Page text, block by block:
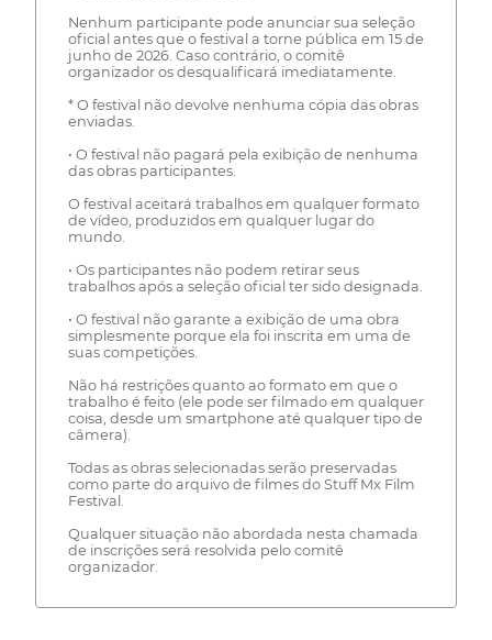
Nenhum participante pode anunciar sua seleção
oficial antes que o festival a torne pública em 15 de
junho de 2026. Caso contrário, o comitê
organizador os desqualificará imediatamente.
* O festival não devolve nenhuma cópia das obras
enviadas.
• O festival não pagará pela exibição de nenhuma
das obras participantes.
O festival aceitará trabalhos em qualquer formato
de vídeo, produzidos em qualquer lugar do
mundo.
• Os participantes não podem retirar seus
trabalhos após a seleção oficial ter sido designada.
• O festival não garante a exibição de uma obra
simplesmente porque ela foi inscrita em uma de
suas competições.
Não há restrições quanto ao formato em que o
trabalho é feito (ele pode ser filmado em qualquer
coisa, desde um smartphone até qualquer tipo de
câmera).
Todas as obras selecionadas serão preservadas
como parte do arquivo de filmes do Stuff Mx Film
Festival.
Qualquer situação não abordada nesta chamada
de inscrições será resolvida pelo comitê
organizador.